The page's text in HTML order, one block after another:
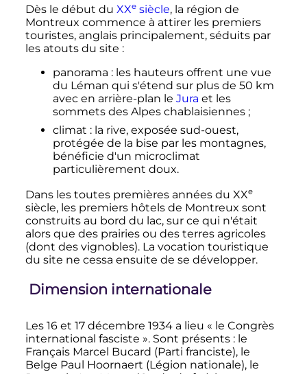
Dès le début du XXesiècle, la région de
Montreux commence à attirer les premiers
touristes, anglais principalement, séduits par
les atouts du site :
panorama : les hauteurs offrent une vue
du Léman qui s'étend sur plus de 50 km
avec en arrière-plan le Jura et les
sommets des Alpes chablaisiennes ;
climat : la rive, exposée sud-ouest,
protégée de la bise par les montagnes,
bénéficie d'un microclimat
particulièrement doux.
Dans les toutes premières années du XXe
siècle, les premiers hôtels de Montreux sont
construits au bord du lac, sur ce qui n'était
alors que des prairies ou des terres agricoles
(dont des vignobles). La vocation touristique
du site ne cessa ensuite de se développer.
Dimension internationale
Les 16 et 17 décembre 1934a lieu « le Congrès
international fasciste ». Sont présents : le
Français Marcel Bucard (Parti franciste), le
Belge Paul Hoornaert (Légion nationale), le